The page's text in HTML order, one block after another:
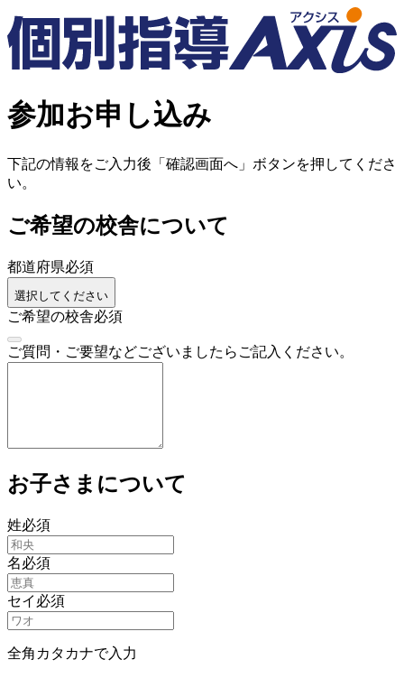
参加お申し込み
下記の情報をご入力後「確認画面へ」ボタンを押してくださ
い。
ご希望の校舎について
都道府県必須
選択してください
ご希望の校舎必須
ご質問・ご要望などございましたらご記入ください。
お子さまについて
姓必須
名必須
セイ 必須
全角カタカナで入力